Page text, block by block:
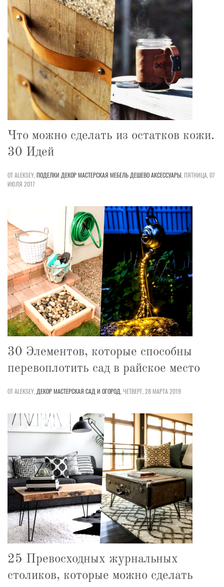
Что можно сделать из остатков кожи.
30 Идей
ОТ ALEKSEY,ПОДЕЛКИ ДЕКОРМАСТЕРСКАЯ МЕБЕЛЬ ДЕШЕВОАКСЕССУАРЫ,ПЯТНИЦА, 07
ИЮЛЯ 2017
30 Элементов, которые способны
перевоплотить сад в райское место
ОТ ALEKSEY, ДЕКОРМАСТЕРСКАЯ САД И ОГОРОД,ЧЕТВЕРГ, 28 МАРТА 2019
25 Превосходных журнальных
столиков, которые можно сделать